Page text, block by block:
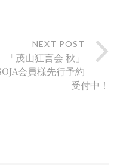
NEXT POST
「茂山狂言会 秋」
会員様先行予約
受付中！